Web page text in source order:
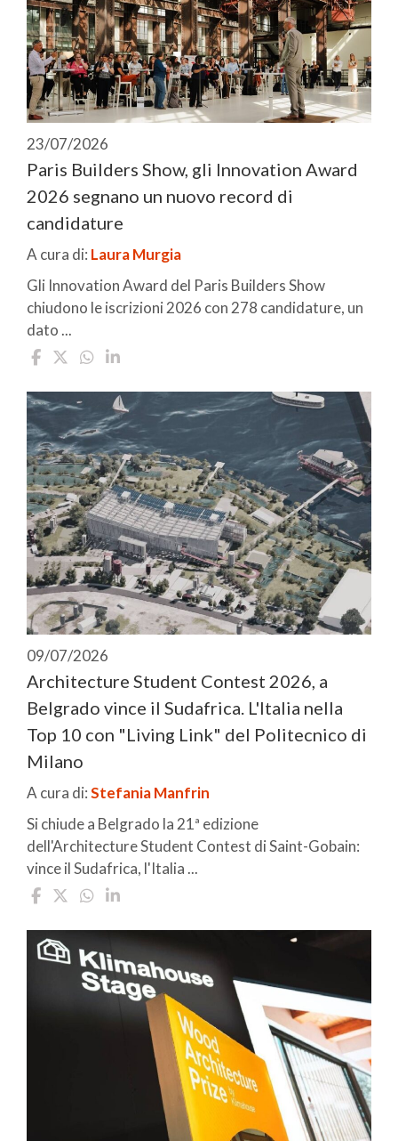
23/07/2026
Paris Builders Show, gli Innovation Award
2026 segnano un nuovo record di
candidature
A cura di: Laura Murgia
Gli Innovation Award del Paris Builders Show
chiudono le iscrizioni 2026 con 278 candidature, un
dato ...
09/07/2026
Architecture Student Contest 2026, a
Belgrado vince il Sudafrica. L'Italia nella
Top 10 con "Living Link" del Politecnico di
Milano
A cura di:Stefania Manfrin
Si chiude a Belgrado la 21ª edizione
dell'Architecture Student Contest di Saint-Gobain:
vince il Sudafrica, l'Italia ...